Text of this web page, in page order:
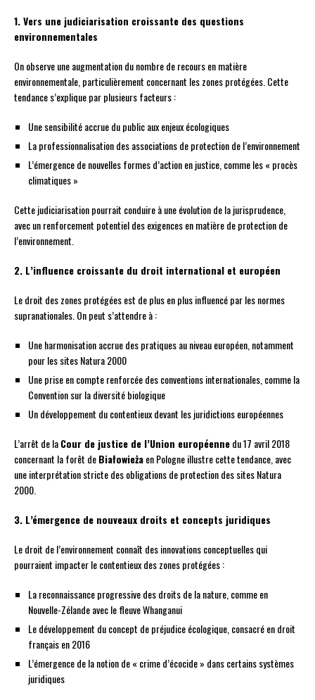
1. Vers une judiciarisation croissante des questions
environnementales
On observe une augmentation du nombre de recours en matière
environnementale, particulièrement concernant les zones protégées. Cette
tendance s’explique par plusieurs facteurs :
Une sensibilité accrue du public aux enjeux écologiques
La professionnalisation des associations de protection de l’environnement
L’émergence de nouvelles formes d’action en justice, comme les « procès
climatiques »
Cette judiciarisation pourrait conduire à une évolution de la jurisprudence,
avec un renforcement potentiel des exigences en matière de protection de
l’environnement.
2. L’influence croissante du droit international et européen
Le droit des zones protégées est de plus en plus influencé par les normes
supranationales. On peut s’attendre à :
Une harmonisation accrue des pratiques au niveau européen, notamment
pour les sites Natura 2000
Une prise en compte renforcée des conventions internationales, comme la
Convention sur la diversité biologique
Un développement du contentieux devant les juridictions européennes
L’arrêt de laCour de justice de l’Union européennedu 17 avril 2018
concernant la forêt deBiałowieżaen Pologne illustre cette tendance, avec
une interprétation stricte des obligations de protection des sites Natura
2000.
3. L’émergence de nouveaux droits et concepts juridiques
Le droit de l’environnement connaît des innovations conceptuelles qui
pourraient impacter le contentieux des zones protégées :
La reconnaissance progressive des droits de la nature, comme en
Nouvelle-Zélande avec le fleuve Whanganui
Le développement du concept de préjudice écologique, consacré en droit
français en 2016
L’émergence de la notion de « crime d’écocide » dans certains systèmes
juridiques